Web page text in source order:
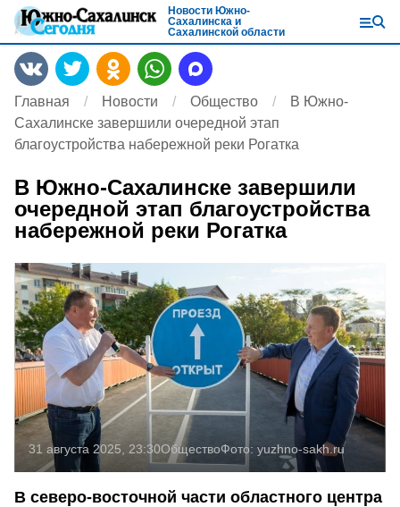
Новости Южно-
Сахалинска и
Сахалинской области
Главная Новости Общество
В Южно-
Сахалинске завершили очередной этап
благоустройства набережной реки Рогатка
В Южно-Сахалинске завершили
очередной этап благоустройства
набережной реки Рогатка
31 августа 2025, 23:30ОбществоФото: yuzhno-sakh.ru
В северо-восточной части областного центра